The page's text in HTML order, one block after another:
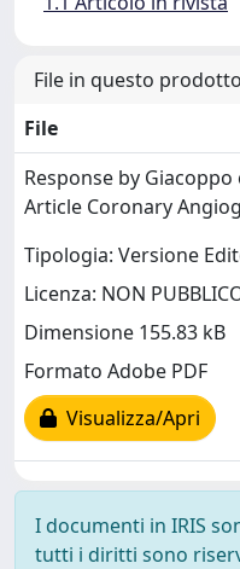
File in questo
File
Response by
Article Coronary
Tipologia: Versione
Licenza: NON
Dimensione 155.83 kB
Formato Adobe PDF
Visualizza/Apri
I documenti in IRIS
tutti i diritti sono